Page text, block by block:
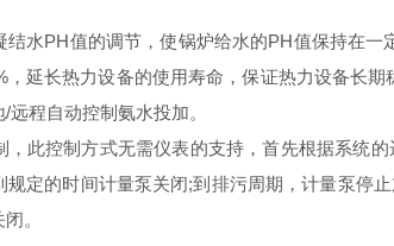
结水PH值的调节，使锅炉给水的PH值保持在
，延长热力设备的使用寿命，保证热力设备长
程自动控制氨水投加。
控制方式无需仪表的支持，首先根据系统的
定的时间计量泵关闭;到排污周期，计量泵停
。